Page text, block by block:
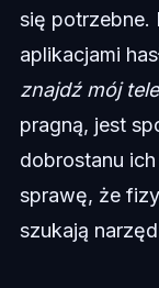
się potrzebne.
aplikacjami
znajdź mój
pragną, jest
dobrostanu
sprawę, że
szukają